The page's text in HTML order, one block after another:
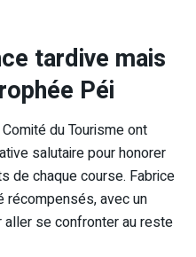
tardive mais
Péi
du Tourisme ont
salutaire pour honorer
de chaque course. Fabrice
récompensés, avec un
aller se confronter au reste